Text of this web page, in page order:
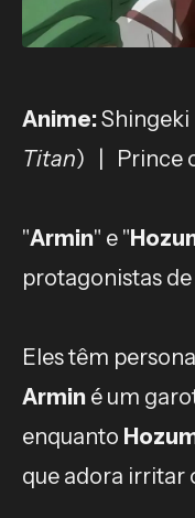
Anime:Shingeki
Titan) | Prince
"Armin" e "
protagonistas de
Eles têm
Armin é um
enquanto
que adora irritar